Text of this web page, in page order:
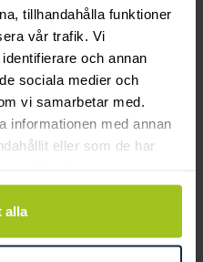
tillhandahålla funktioner
vår trafik. Vi
och annan
sociala medier och
vi samarbetar med.
informationen med annan
eller som de har
alla